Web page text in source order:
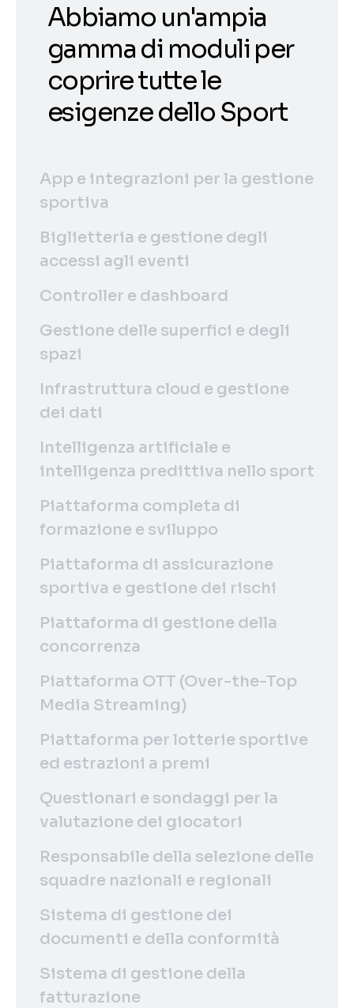
Abbiamo un'ampia
gamma di moduli per
coprire tutte le
esigenze dello Sport
App e integrazioni per la gestione
sportiva
Biglietteria e gestione degli
accessi agli eventi
Controller e dashboard
Gestione delle superfici e degli
spazi
Infrastruttura cloud e gestione
dei dati
Intelligenza artificiale e
intelligenza predittiva nello sport
Piattaforma completa di
formazione e sviluppo
Piattaforma di assicurazione
sportiva e gestione dei rischi
Piattaforma di gestione della
concorrenza
Piattaforma OTT (Over-the-Top
Media Streaming)
Piattaforma per lotterie sportive
ed estrazioni a premi
Questionari e sondaggi per la
valutazione dei giocatori
Responsabile della selezione delle
squadre nazionali e regionali
Sistema di gestione dei
documenti e della conformità
Sistema di gestione della
fatturazione